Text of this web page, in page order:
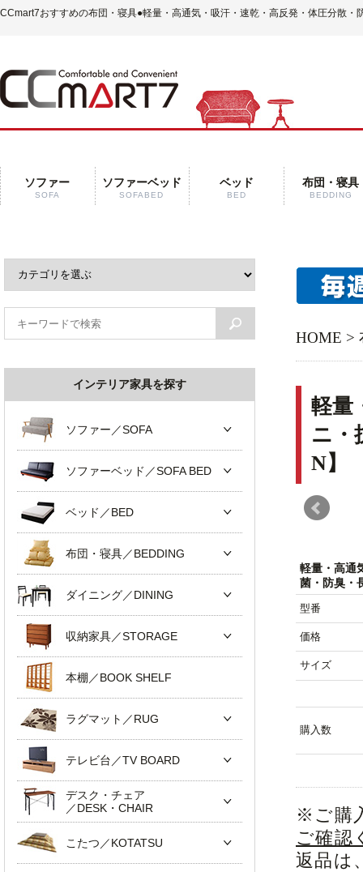
CCmart7おすすめの布団・寝具●軽量・高通気・吸汗・速乾・高反発・体圧分散
ソファー
SOFA
ソファーベッド
SOFABED
ベッド
BED
布団・寝具
BEDDING
HOME >
軽量
ニ・
N】
軽量・高通
菌・防臭・
型番
価格
サイズ
購入数
※ご購
ご確認
返品は
インテリア家具を探す
ソファー／SOFA
ソファーベッド／SOFA BED
ベッド／BED
布団・寝具／BEDDING
ダイニング／DINING
収納家具／STORAGE
本棚／BOOK SHELF
ラグマット／RUG
テレビ台／TV BOARD
デスク・チェア
／DESK・CHAIR
こたつ／KOTATSU